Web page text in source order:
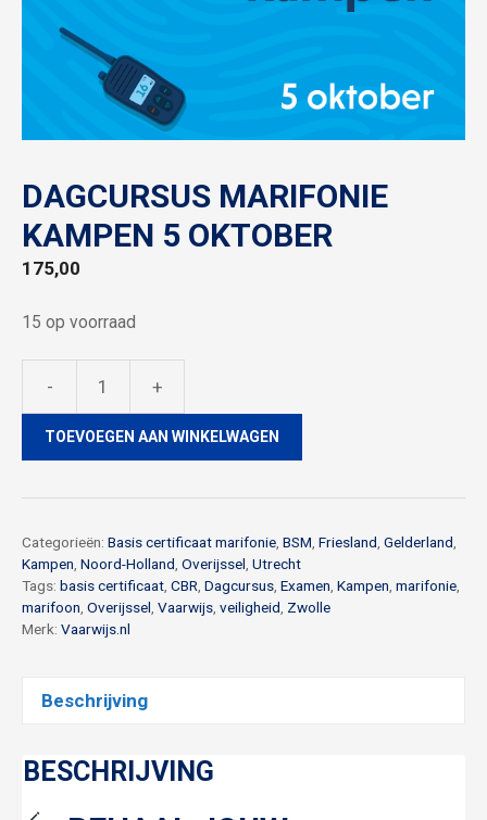
DAGCURSUS MARIFONIE
KAMPEN 5 OKTOBER
175,00
15 op voorraad
-
marifonie
aantal
+
TOEVOEGEN AAN WINKELWAGEN
Categorieën: Basis certificaat marifonie, BSM, Friesland, Gelderland,
Kampen, Noord-Holland, Overijssel, Utrecht
Tags: basis certificaat, CBR, Dagcursus, Examen, Kampen, marifonie,
marifoon, Overijssel, Vaarwijs, veiligheid, Zwolle
Merk: Vaarwijs.nl
Beschrijving
BESCHRIJVING